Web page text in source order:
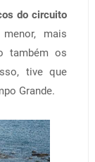
do circuito
mais
também os
tive que
Grande.